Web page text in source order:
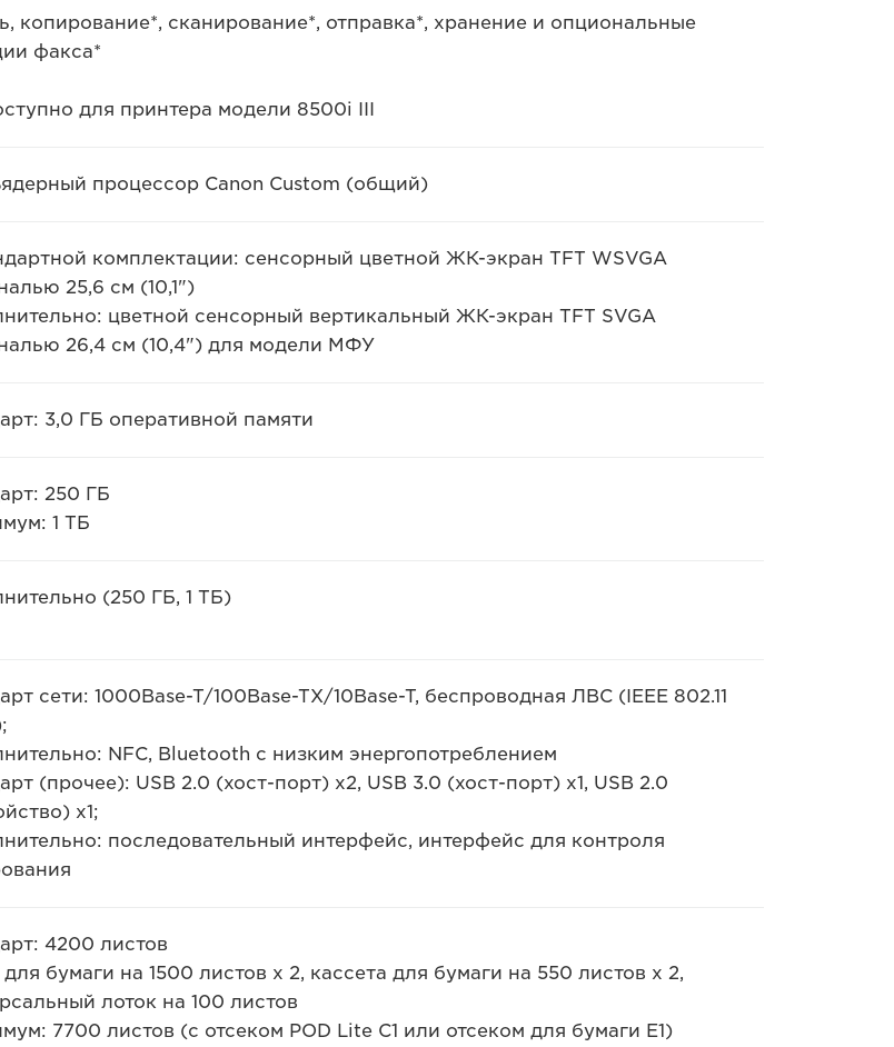
копирование*, сканирование*, отправка*, хранение и опциональные
факса*
для принтера модели 8500i III
процессор Canon Custom (общий)
комплектации: сенсорный цветной ЖК-экран TFT WSVGA
25,6 см (10,1")
цветной сенсорный вертикальный ЖК-экран TFT SVGA
26,4 см (10,4") для модели МФУ
3,0 ГБ оперативной памяти
250 ГБ
1 ТБ
(250 ГБ, 1 ТБ)
сети: 1000Base-T/100Base-TX/10Base-T, беспроводная ЛВС (IEEE 802.11
NFC, Bluetooth с низким энергопотреблением
(прочее): USB 2.0 (хост-порт) x2, USB 3.0 (хост-порт) x1, USB 2.0
x1;
последовательный интерфейс, интерфейс для контроля
4200 листов
бумаги на 1500 листов x 2, кассета для бумаги на 550 листов x 2,
лоток на 100 листов
7700 листов (с отсеком POD Lite C1 или отсеком для бумаги E1)